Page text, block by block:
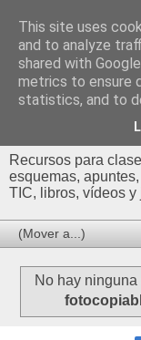
Historia
Recursos para
esquemas,
TIC, libros, vídeos
No hay
This site uses
and to analyze
shared with
metrics to ensure
statistics, and to